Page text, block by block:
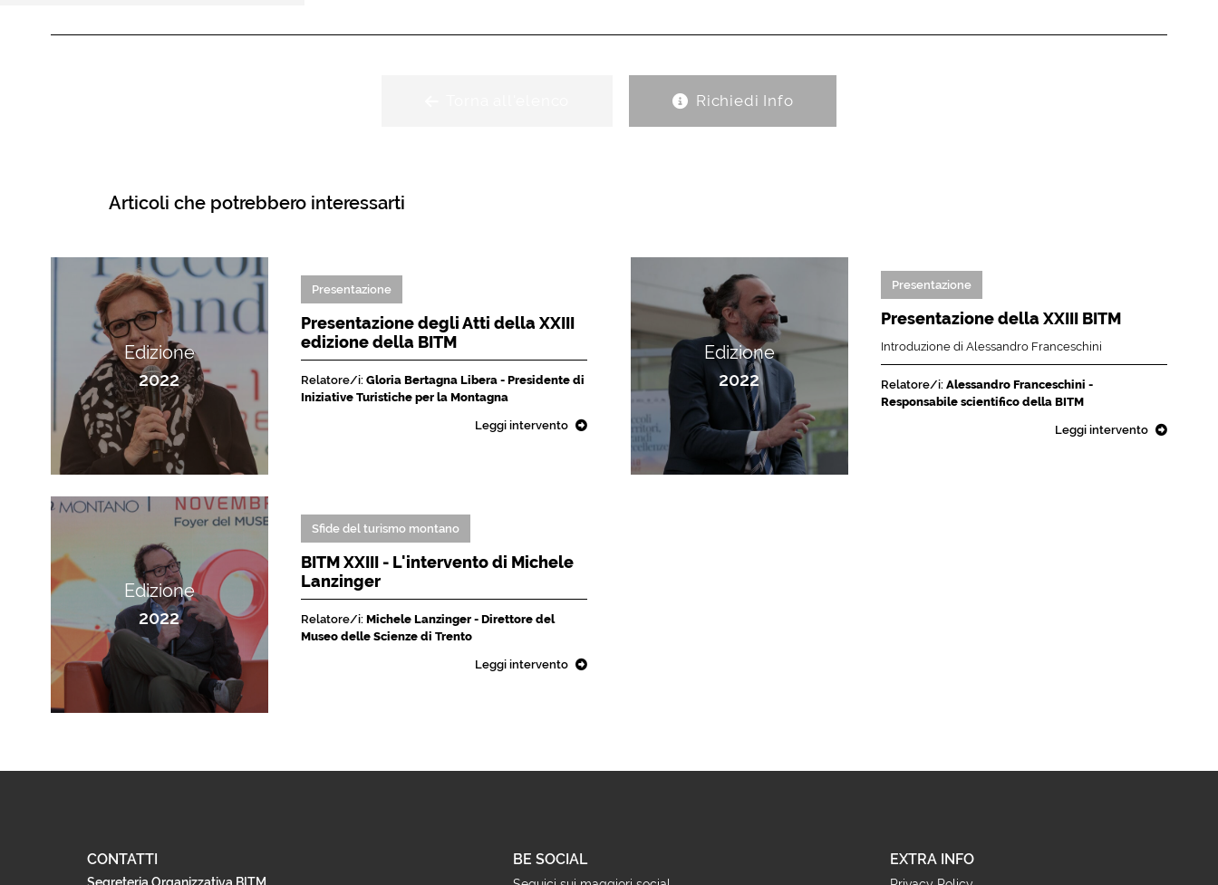
Richiedi Info
Articoli che potrebbero interessarti
Edizione
2022
Presentazione
Presentazione degli Atti della XXIII
edizione della BITM
Relatore/i: Gloria Bertagna Libera - Presidente di
Iniziative Turistiche per la Montagna
Leggi intervento
Edizione
2022
Presentazione
Presentazione della XXIII BITM
Introduzione di Alessandro Franceschini
Relatore/i: Alessandro Franceschini -
Responsabile scientifico della BITM
Leggi intervento
Edizione
2022
Sfide del turismo montano
BITM XXIII - L'intervento di Michele
Lanzinger
Relatore/i: Michele Lanzinger - Direttore del
Museo delle Scienze di Trento
Leggi intervento
CONTATTI BE SOCIAL EXTRA INFO